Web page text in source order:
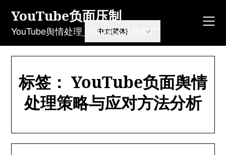
content
YouTube负面压制
YouTube舆情处理_YouTube品牌推广
标签： YouTube负面舆情
处理策略与应对方法分析